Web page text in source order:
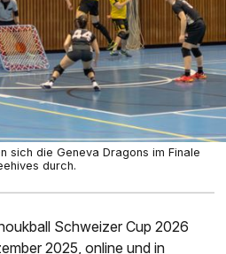
sich die Geneva Dragons im Finale
durch.
Schweizer Cup 2026
2025, online und in